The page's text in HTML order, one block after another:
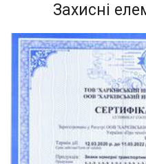
Захисні